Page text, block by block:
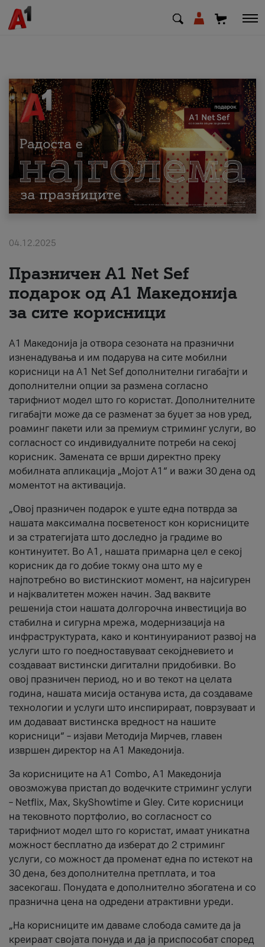
МК EN SQ
Приватни Деловни
Поддршка
Надополни кредит
За нас
#ПодобарОнлајн
04.12.2025
Празничен A1 Net Sеf
подарок од А1 Македонија
за сите корисници
А1 Македонија ја отвора сезоната на празнични
изненадувања и им подарува на сите мобилни
корисници на A1 Net Sef дополнителни гигабајти и
дополнителни опции за размена согласно
тарифниот модел што го користат. Дополнителните
гигабајти може да се разменат за буџет за нов уред,
роаминг пакети или за премиум стриминг услуги, во
согласност со индивидуалните потреби на секој
корисник. Замената се врши директно преку
мобилната апликација „Мојот А1“ и важи 30 дена од
моментот на активација.
„Овој празничен подарок е уште една потврда за
нашата максимална посветеност кон корисниците
и за стратегијата што доследно ја градиме во
континуитет. Во А1, нашата примарна цел е секој
корисник да го добие токму она што му е
најпотребно во вистинскиот момент, на најсигурен
и најквалитетен можен начин. Зад ваквите
решенија стои нашата долгорочна инвестиција во
стабилна и сигурна мрежа, модернизација на
инфраструктурата, како и континуираниот развој на
услуги што го поедноставуваат секојдневието и
создаваат вистински дигитални придобивки. Во
овој празничен период, но и во текот на целата
година, нашата мисија останува иста, да создаваме
технологии и услуги што инспирираат, поврзуваат и
им додаваат вистинска вредност на нашите
корисници“ – изјави Методија Мирчев, главен
извршен директор на А1 Македонија.
За корисниците на A1 Combo, А1 Македонија
овозможува пристап до водечките стриминг услуги
– Netflix, Max, SkyShowtime и Gley. Сите корисници
на тековното портфолио, во согласност со
тарифниот модел што го користат, имаат уникатна
можност бесплатно да изберат до 2 стриминг
услуги, со можност да променат една по истекот на
30 дена, без дополнителна претплата, и тоа
засекогаш. Понудата е дополнително збогатена и со
празнична цена на одредени атрактивни уреди.
„На корисниците им даваме слобода самите да ја
креираат својата понуда и да ја приспособат според